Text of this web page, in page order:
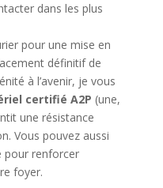
dans les plus
pour une mise en
définitif de
à l’avenir, je vous
certifié A2P (une,
une résistance
Vous pouvez aussi
pour renforcer
foyer.